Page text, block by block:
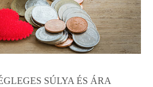
SÚLYA ÉS ÁRA